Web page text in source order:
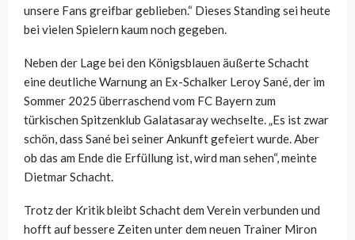
unsere Fans greifbar geblieben.“ Dieses Standing sei heute
bei vielen Spielern kaum noch gegeben.
Neben der Lage bei den Königsblauen äußerte Schacht
eine deutliche Warnung an Ex-Schalker Leroy Sané, der im
Sommer 2025 überraschend vom FC Bayern zum
türkischen Spitzenklub Galatasaray wechselte. „Es ist zwar
schön, dass Sané bei seiner Ankunft gefeiert wurde. Aber
ob das am Ende die Erfüllung ist, wird man sehen“, meinte
Dietmar Schacht.
Trotz der Kritik bleibt Schacht dem Verein verbunden und
hofft auf bessere Zeiten unter dem neuen Trainer Miron